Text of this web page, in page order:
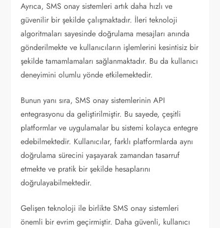
Ayrıca, SMS onay sistemleri artık daha hızlı ve
güvenilir bir şekilde çalışmaktadır. İleri teknoloji
algoritmaları sayesinde doğrulama mesajları anında
gönderilmekte ve kullanıcıların işlemlerini kesintisiz bir
şekilde tamamlamaları sağlanmaktadır. Bu da kullanıcı
deneyimini olumlu yönde etkilemektedir.
Bunun yanı sıra, SMS onay sistemlerinin API
entegrasyonu da geliştirilmiştir. Bu sayede, çeşitli
platformlar ve uygulamalar bu sistemi kolayca entegre
edebilmektedir. Kullanıcılar, farklı platformlarda aynı
doğrulama sürecini yaşayarak zamandan tasarruf
etmekte ve pratik bir şekilde hesaplarını
doğrulayabilmektedir.
Gelişen teknoloji ile birlikte SMS onay sistemleri
önemli bir evrim geçirmiştir. Daha güvenli, kullanıcı